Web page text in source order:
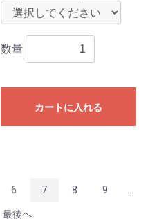
数量
カートに入れる
6 7 8 9
最後へ